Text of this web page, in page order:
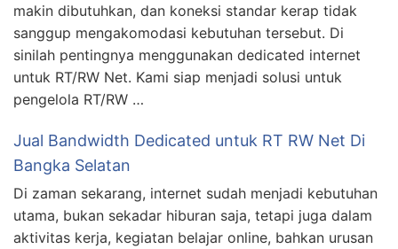
makin dibutuhkan, dan koneksi standar kerap tidak
sanggup mengakomodasi kebutuhan tersebut. Di
sinilah pentingnya menggunakan dedicated internet
untuk RT/RW Net. Kami siap menjadi solusi untuk
pengelola RT/RW …
Jual Bandwidth Dedicated untuk RT RW Net Di
Bangka Selatan
Di zaman sekarang, internet sudah menjadi kebutuhan
utama, bukan sekadar hiburan saja, tetapi juga dalam
aktivitas kerja, kegiatan belajar online, bahkan urusan